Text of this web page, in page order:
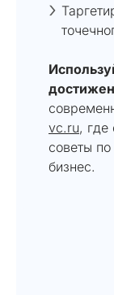
vc.ru, где
советы
бизнес.